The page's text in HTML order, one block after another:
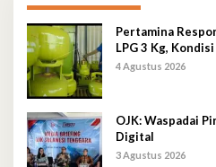
Pertamina
LPG 3 Kg,
Selatan
4 Agustus 2026
OJK: Waspadai
Digital
3 Agustus 2026